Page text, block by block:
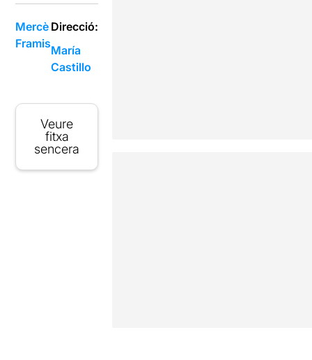
Mercè
Framis
Direcció:
María
Castillo
Veure
fitxa
sencera